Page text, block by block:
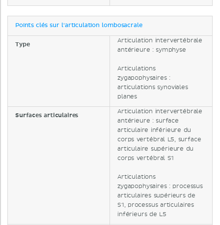
Points clés sur l'articulation lombosacrale
Type
Articulation intervertébrale
antérieure : symphyse
Articulations
zygapophysaires :
articulations synoviales
planes
Surfaces articulaires
Articulation intervertébrale
antérieure : surface
articulaire inférieure du
corps vertébral L5, surface
articulaire supérieure du
corps vertébral S1
Articulations
zygapophysaires : processus
articulaires supérieurs de
S1, processus articulaires
inférieurs de L5